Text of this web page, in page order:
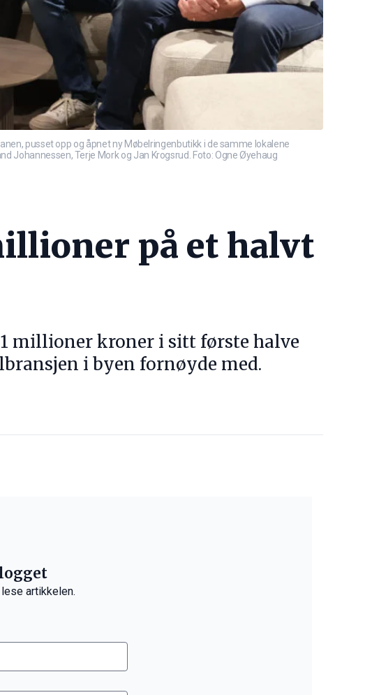
pusset opp og åpnet ny Møbelringenbutikk i de samme lokalene
Johannessen, Terje Mork og Jan Krogsrud. Foto: Ogne Øyehaug
på et halvt
millioner kroner i sitt første halve
i byen fornøyde med.
artikkelen.